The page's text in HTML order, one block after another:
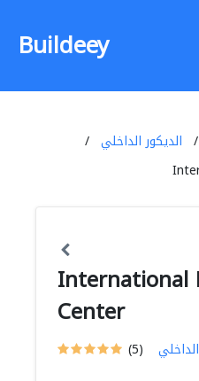
Buildeey
الديكور الداخلي
International
Center
(5)